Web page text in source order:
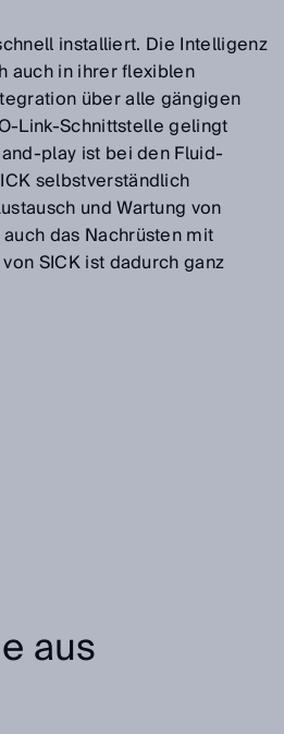
installiert. Die Intelligenz
auch in ihrer flexiblen
über alle gängigen
Link-Schnittstelle gelingt
play ist bei den Fluid-
selbstverständlich
und Wartung von
das Nachrüsten mit
SICK ist dadurch ganz
aus